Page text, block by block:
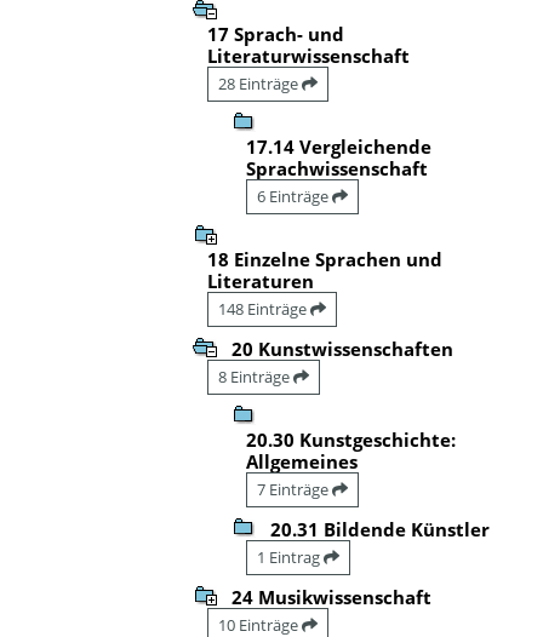
17 Sprach- und
Literaturwissenschaft
28 Einträge
17.14 Vergleichende
Sprachwissenschaft
6 Einträge
18 Einzelne Sprachen und
Literaturen
148 Einträge
20 Kunstwissenschaften
8 Einträge
20.30 Kunstgeschichte:
Allgemeines
7 Einträge
20.31 Bildende Künstler
1 Eintrag
24 Musikwissenschaft
10 Einträge